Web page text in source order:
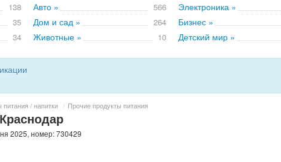
138 Авто » 566 Электроника »
35 Дом и сад » 264 Бизнес »
34 Животные » 10 Детский мир »
питания / напитки / Прочие продукты питания
2025, номер: 730429